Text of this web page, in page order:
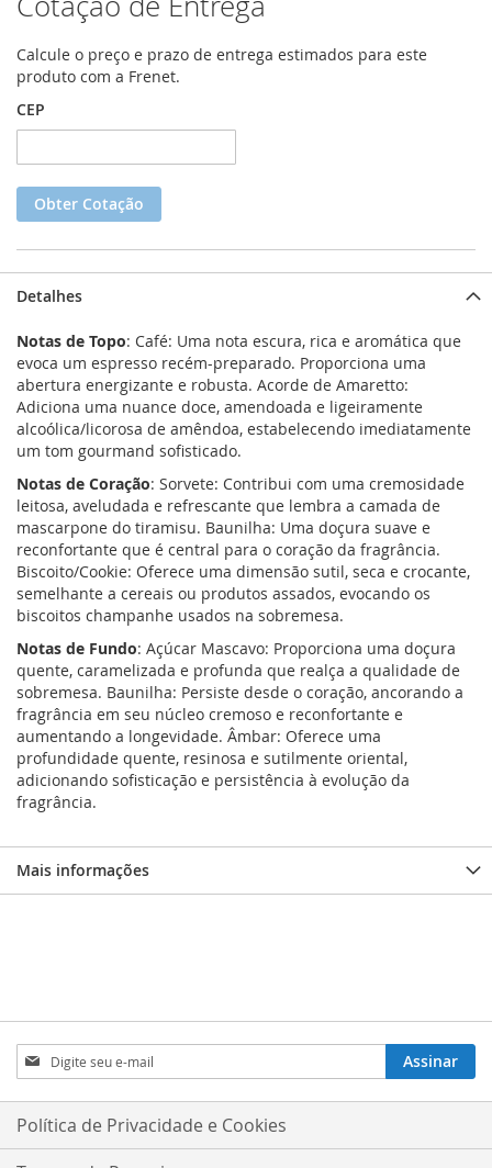
Calcule o preço e prazo de entrega estimados para este
produto com a Frenet.
CEP
Obter Cotação
Detalhes
Notas de Topo: Café: Uma nota escura, rica e aromática que
evoca um espresso recém-preparado. Proporciona uma
abertura energizante e robusta. Acorde de Amaretto:
Adiciona uma nuance doce, amendoada e ligeiramente
alcoólica/licorosa de amêndoa, estabelecendo imediatamente
um tom gourmand sofisticado.
Notas de Coração: Sorvete: Contribui com uma cremosidade
leitosa, aveludada e refrescante que lembra a camada de
mascarpone do tiramisu. Baunilha: Uma doçura suave e
reconfortante que é central para o coração da fragrância.
Biscoito/Cookie: Oferece uma dimensão sutil, seca e crocante,
semelhante a cereais ou produtos assados, evocando os
biscoitos champanhe usados ​​na sobremesa.
Notas de Fundo: Açúcar Mascavo: Proporciona uma doçura
quente, caramelizada e profunda que realça a qualidade de
sobremesa. Baunilha: Persiste desde o coração, ancorando a
fragrância em seu núcleo cremoso e reconfortante e
aumentando a longevidade. Âmbar: Oferece uma
profundidade quente, resinosa e sutilmente oriental,
adicionando sofisticação e persistência à evolução da
fragrância.
Mais informações
Inscreva-
se
na
nossa
Assinar
Política de Privacidade e Cookies